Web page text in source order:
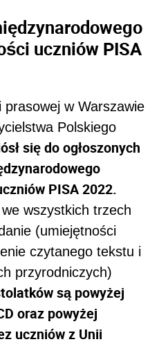
uczniów PISA
w Warszawie
Polskiego
się do ogłoszonych
PISA 2022.
wszystkich trzech
(umiejętności
czytanego tekstu i
przyrodniczych)
są powyżej
oraz powyżej
uczniów z Unii